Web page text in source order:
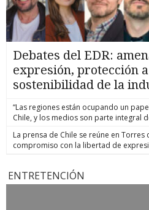
Debates del EDR:
expresión, protección
sostenibilidad de la
“Las regiones están ocupando un
Chile, y los medios son parte integral
La prensa de Chile se reúne en
compromiso con la libertad de
ENTRETENCIÓN